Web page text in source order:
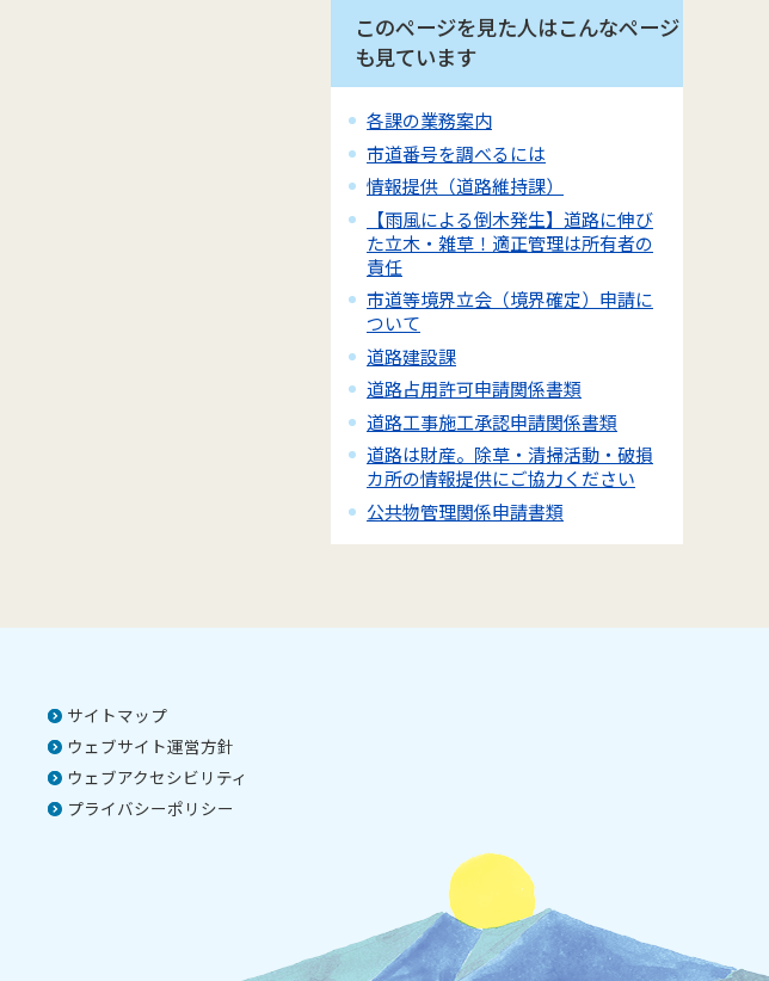
このページを見た人はこんなページ
も見ています
各課の業務案内
市道番号を調べるには
情報提供（道路維持課）
【雨風による倒木発生】道路に伸び
た立木・雑草！適正管理は所有者の
責任
市道等境界立会（境界確定）申請に
ついて
道路建設課
道路占用許可申請関係書類
道路工事施工承認申請関係書類
道路は財産。除草・清掃活動・破損
カ所の情報提供にご協力ください
公共物管理関係申請書類
サイトマップ
ウェブサイト運営方針
ウェブアクセシビリティ
プライバシーポリシー